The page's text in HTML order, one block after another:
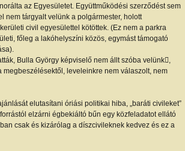
az Egyesületet. Együttműködési szerződést sem
nem tárgyalt velünk a polgármester, holott
civil egyesülettel kötöttek. (Ez nem a parkra
főleg a lakóhelyszíni közös, egymást támogató
Bulla György képviselő nem állt szóba velünk,
leveleinkre nem válaszolt, nem
elutasítani óriási politikai hiba, „baráti civileket”
elzárni égbekiáltó bűn egy közfeladatot ellátó
csak és kizárólag a díszcivileknek kedvez és ez a